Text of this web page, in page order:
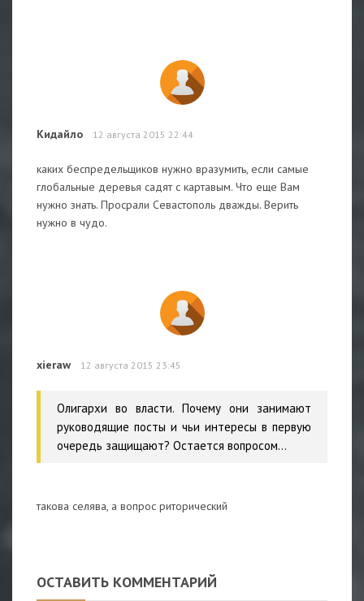
Кидайло 12 августа 2015 22:44
каких беспредельщиков нужно вразумить, если самые
глобальные деревья садят с картавым. Что еще Вам
нужно знать. Просрали Севастополь дважды. Верить
нужно в чудо.
xieraw 12 августа 2015 23:45
Олигархи во власти. Почему они занимают
руководящие посты и чьи интересы в первую
очередь защищают? Остается вопросом...
такова селява, а вопрос риторический
ОСТАВИТЬ КОММЕНТАРИЙ